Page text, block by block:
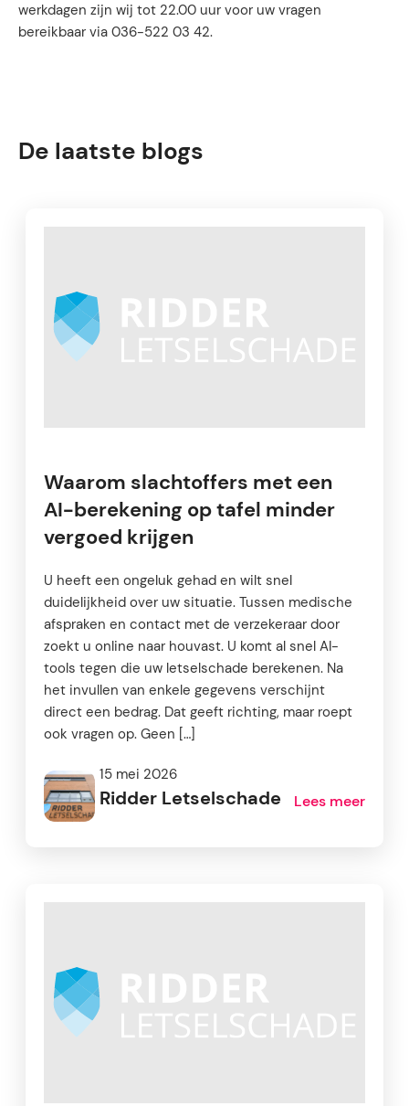
werkdagen zijn wij tot 22.00 uur voor uw vragen
bereikbaar via 036-522 03 42.
De laatste blogs
Waarom slachtoffers met een
AI-berekening op tafel minder
vergoed krijgen
U heeft een ongeluk gehad en wilt snel
duidelijkheid over uw situatie. Tussen medische
afspraken en contact met de verzekeraar door
zoekt u online naar houvast. U komt al snel AI-
tools tegen die uw letselschade berekenen. Na
het invullen van enkele gegevens verschijnt
direct een bedrag. Dat geeft richting, maar roept
ook vragen op. Geen […]
15 mei 2026
Ridder Letselschade Lees meer